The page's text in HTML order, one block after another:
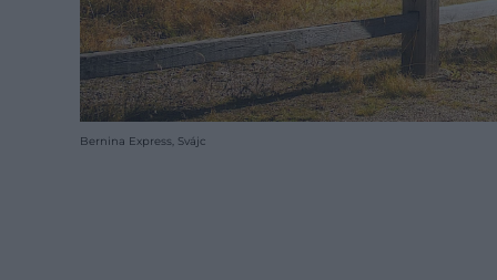
Bernina Express, Svájc